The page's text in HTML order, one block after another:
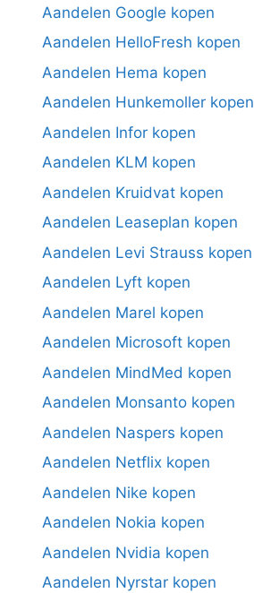
Aandelen Google kopen
Aandelen HelloFresh kopen
Aandelen Hema kopen
Aandelen Hunkemoller kopen
Aandelen Infor kopen
Aandelen KLM kopen
Aandelen Kruidvat kopen
Aandelen Leaseplan kopen
Aandelen Levi Strauss kopen
Aandelen Lyft kopen
Aandelen Marel kopen
Aandelen Microsoft kopen
Aandelen MindMed kopen
Aandelen Monsanto kopen
Aandelen Naspers kopen
Aandelen Netflix kopen
Aandelen Nike kopen
Aandelen Nokia kopen
Aandelen Nvidia kopen
Aandelen Nyrstar kopen